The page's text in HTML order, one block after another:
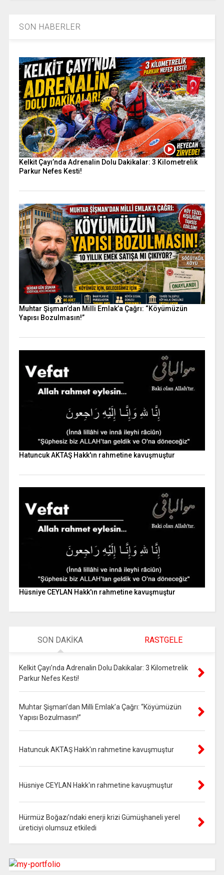
SON HABERLER
Kelkit Çayı’nda Adrenalin Dolu Dakikalar: 3 Kilometrelik
Parkur Nefes Kesti!
Muhtar Şişman’dan Milli Emlak’a Çağrı: “Köyümüzün
Yapısı Bozulmasın!”
Hatuncuk AKTAŞ Hakk'ın rahmetine kavuşmuştur
Hüsniye CEYLAN Hakk'ın rahmetine kavuşmuştur
SON DAKİKA RASTGELE
Kelkit Çayı’nda Adrenalin Dolu Dakikalar: 3 Kilometrelik
Parkur Nefes Kesti!
Muhtar Şişman’dan Milli Emlak’a Çağrı: “Köyümüzün
Yapısı Bozulmasın!”
Hatuncuk AKTAŞ Hakk'ın rahmetine kavuşmuştur
Hüsniye CEYLAN Hakk'ın rahmetine kavuşmuştur
Hürmüz Boğazı’ndaki enerji krizi Gümüşhaneli yerel
üreticiyi olumsuz etkiledi